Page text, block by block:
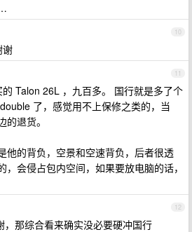
10
谢
11
Talon 26L ，九百多。 国行就是多了个
了，感觉用不上保修之类的，当
退货。
他的背负，空景和空速背负，后者很透
，会侵占包内空间，如果要放电脑的话，
12
，那综合看来确实没必要硬冲国行